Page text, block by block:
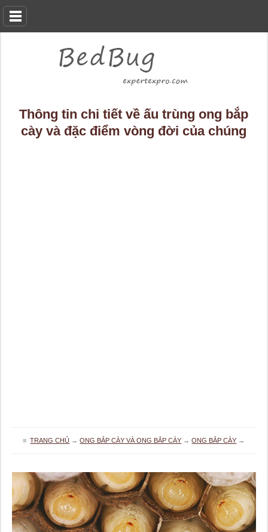
Thông tin chi tiết về ấu trùng ong bắp
cày và đặc điểm vòng đời của chúng
≡TRANG CHỦ →ONG BẮP CÀY VÀ ONG BẮP CÀY →ONG BẮP CÀY →